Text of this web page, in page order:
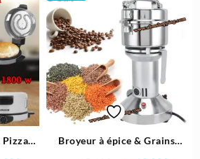
Pizza
Broyeur à épice & Grains